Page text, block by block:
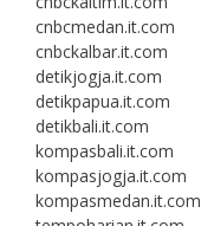
cnbcmedan.it.com
cnbckalbar.it.com
detikjogja.it.com
detikpapua.it.com
detikbali.it.com
kompasbali.it.com
kompasjogja.it.com
kompasmedan.it.com